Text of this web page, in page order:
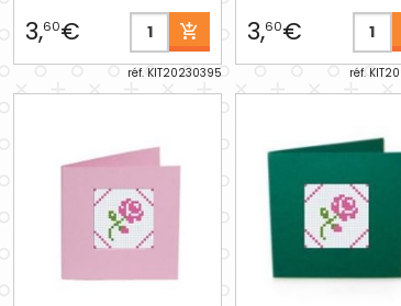
3,60€
réf. KIT20230395
3,60€
réf.